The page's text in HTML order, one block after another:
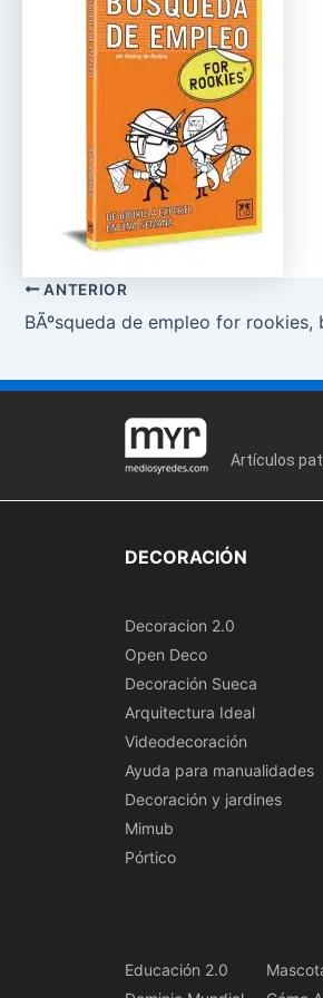
ANTERIOR
BÃºsqueda de empleo for rookies,
Artículos
DECORACIÓN
Decoracion 2.0
Open Deco
Decoración Sueca
Arquitectura Ideal
Videodecoración
Ayuda para manualidades
Decoración y jardines
Mimub
Pórtico
Educación 2.0